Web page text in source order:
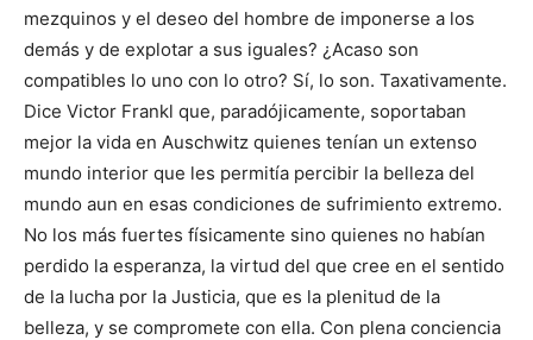
mezquinos y el deseo del hombre de imponerse a los
demás y de explotar a sus iguales? ¿Acaso son
compatibles lo uno con lo otro? Sí, lo son. Taxativamente.
Dice Victor Frankl que, paradójicamente, soportaban
mejor la vida en Auschwitz quienes tenían un extenso
mundo interior que les permitía percibir la belleza del
mundo aun en esas condiciones de sufrimiento extremo.
No los más fuertes físicamente sino quienes no habían
perdido la esperanza, la virtud del que cree en el sentido
de la lucha por la Justicia, que es la plenitud de la
belleza, y se compromete con ella. Con plena conciencia